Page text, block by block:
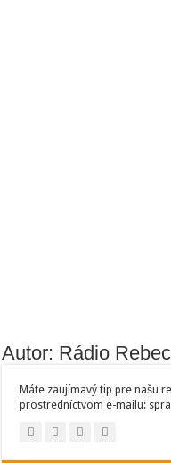
Autor: Rádio
Máte zaujímavý tip pre našu
prostredníctvom e-mailu: